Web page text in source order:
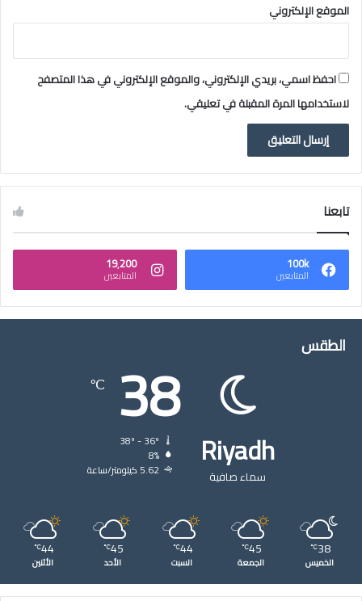
الموقع الإلكتروني
احفظ اسمي، بريدي الإلكتروني، والموقع الإلكتروني في هذا المتصفح
لاستخدامها المرة المقبلة في تعليقي.
تابعنا
100k
المتابعين
19٬200
المتابعين
الطقس
Riyadh
سماء صافية
38
℃
8%
5.62 كيلومتر/ساعة
38
℃
الخميس
45
℃
الجمعة
44
℃
السبت
45
℃
الأحد
44
℃
الأثنين